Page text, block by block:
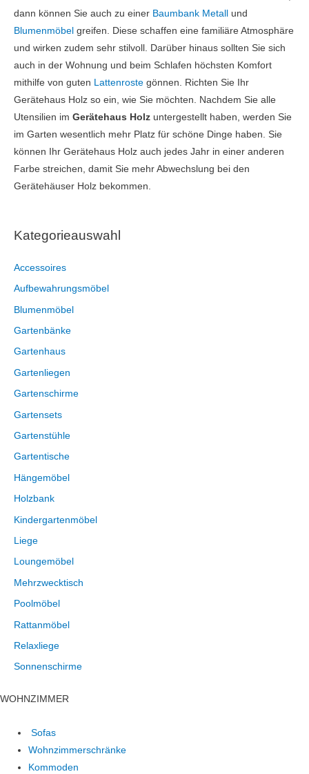
Kategorieauswahl
Accessoires
Aufbewahrungsmöbel
Blumenmöbel
Gartenbänke
Gartenhaus
Gartenliegen
Gartenschirme
Gartensets
Gartenstühle
Gartentische
Hängemöbel
Holzbank
Kindergartenmöbel
Liege
Loungemöbel
Mehrzwecktisch
Poolmöbel
Rattanmöbel
Relaxliege
Sonnenschirme
dann können Sie auch zu einer Baumbank Metall
und
Blumenmöbel greifen. Diese schaffen eine familiäre Atmosphäre
und wirken zudem sehr stilvoll. Darüber hinaus sollten Sie sich
auch in der Wohnung und beim Schlafen höchsten Komfort
mithilfe von guten Lattenroste gönnen. Richten Sie Ihr
Gerätehaus Holz so ein, wie Sie möchten. Nachdem Sie alle
Utensilien im Gerätehaus Holz untergestellt haben, werden Sie
im Garten wesentlich mehr Platz für schöne Dinge haben. Sie
können Ihr Gerätehaus Holz auch jedes Jahr in einer anderen
Farbe streichen, damit Sie mehr Abwechslung bei den
Gerätehäuser Holz bekommen.
WOHNZIMMER
Sofas
Wohnzimmerschränke
Kommoden